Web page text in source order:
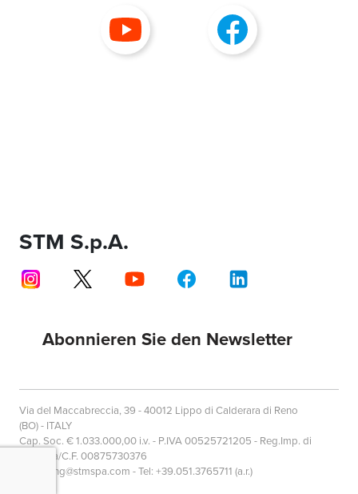
STM S.p.A.
Abonnieren Sie den Newsletter
Via del Maccabreccia, 39 - 40012 Lippo di Calderara di Reno
(BO) - ITALY
Cap. Soc. € 1.033.000,00 i.v. - P.IVA 00525721205 - Reg.Imp. di
Bologna/C.F. 00875730376
marketing@stmspa.com - Tel: +39.051.3765711 (a.r.)